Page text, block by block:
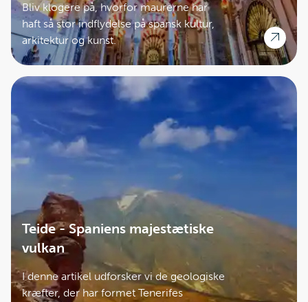
Bliv klogere på, hvorfor maurerne har
haft så stor indflydelse på spansk kultur,
arkitektur og kunst.
Teide - Spaniens majestætiske
vulkan
I denne artikel udforsker vi de geologiske
kræfter, der har formet Tenerifes